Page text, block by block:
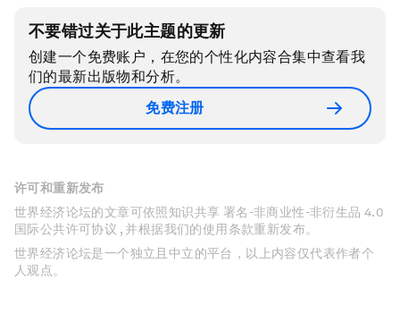
不要错过关于此主题的更新
创建一个免费账户，在您的个性化内容合集中查看我
们的最新出版物和分析。
免费注册
许可和重新发布
世界经济论坛的文章可依照知识共享 署名-非商业性-非衍生品 4.0
国际公共许可协议 , 并根据我们的使用条款重新发布。
世界经济论坛是一个独立且中立的平台，以上内容仅代表作者个
人观点。